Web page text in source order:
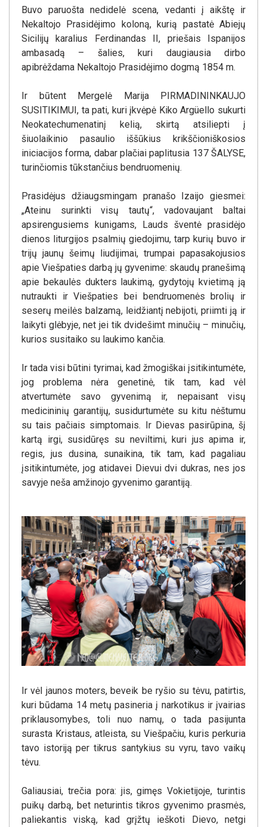
Buvo paruošta nedidelė scena, vedanti į aikštę ir
Nekaltojo Prasidėjimo koloną, kurią pastatė Abiejų
Sicilijų karalius Ferdinandas II, priešais Ispanijos
ambasadą – šalies, kuri daugiausia dirbo
apibrėždama Nekaltojo Prasidėjimo dogmą 1854 m.
Ir būtent Mergelė Marija PIRMADININKAUJO
SUSITIKIMUI, ta pati, kuri įkvėpė Kiko Argüello sukurti
Neokatechumenatinį kelią, skirtą atsiliepti į
šiuolaikinio pasaulio iššūkius krikščioniškosios
iniciacijos forma, dabar plačiai paplitusia 137 ŠALYSE,
turinčiomis tūkstančius bendruomenių.
Prasidėjus džiaugsmingam pranašo Izaijo giesmei:
„Ateinu surinkti visų tautų“, vadovaujant baltai
apsirengusiems kunigams, Lauds šventė prasidėjo
dienos liturgijos psalmių giedojimu, tarp kurių buvo ir
trijų jaunų šeimų liudijimai, trumpai papasakojusios
apie Viešpaties darbą jų gyvenime: skaudų pranešimą
apie bekaulės dukters laukimą, gydytojų kvietimą ją
nutraukti ir Viešpaties bei bendruomenės brolių ir
seserų meilės balzamą, leidžiantį nebijoti, priimti ją ir
laikyti glėbyje, net jei tik dvidešimt minučių – minučių,
kurios susitaiko su laukimo kančia.
Ir tada visi būtini tyrimai, kad žmogiškai įsitikintumėte,
jog problema nėra genetinė, tik tam, kad vėl
atvertumėte savo gyvenimą ir, nepaisant visų
medicininių garantijų, susidurtumėte su kitu nėštumu
su tais pačiais simptomais. Ir Dievas pasirūpina, šį
kartą irgi, susidūręs su neviltimi, kuri jus apima ir,
regis, jus dusina, sunaikina, tik tam, kad pagaliau
įsitikintumėte, jog atidavei Dievui dvi dukras, nes jos
savyje neša amžinojo gyvenimo garantiją.
Ir vėl jaunos moters, beveik be ryšio su tėvu, patirtis,
kuri būdama 14 metų pasineria į narkotikus ir įvairias
priklausomybes, toli nuo namų, o tada pasijunta
surasta Kristaus, atleista, su Viešpačiu, kuris perkuria
tavo istoriją per tikrus santykius su vyru, tavo vaikų
tėvu.
Galiausiai, trečia pora: jis, gimęs Vokietijoje, turintis
puikų darbą, bet neturintis tikros gyvenimo prasmės,
paliekantis viską, kad grįžtų ieškoti Dievo, netgi